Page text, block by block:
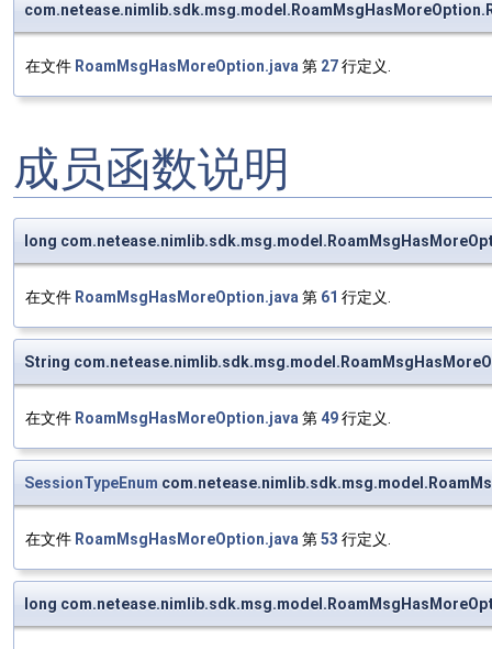
在文件 RoamMsgHasMoreOption.java第 27行定义.
成员函数说明
long
在文件 RoamMsgHasMoreOption.java 第 61 行定义.
String
在文件 RoamMsgHasMoreOption.java 第 49行定义.
SessionTypeEnum
在文件 RoamMsgHasMoreOption.java 第53 行定义.
long